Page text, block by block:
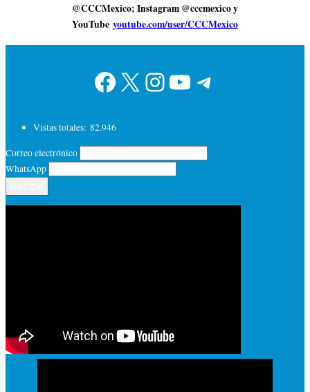
@CCCMexico; Instagram @cccmexico y
YouTube youtube.com/user/CCCMexico
Facebook
X Instagram
YouTube
Telegram
Vistas totales: 82.946
Correo electrónico
WhatsApp